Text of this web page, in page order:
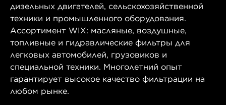
дизельных двигателей, сельскохозяйственной
техники и промышленного оборудования.
Ассортимент WIX: масляные, воздушные,
топливные и гидравлические фильтры для
легковых автомобилей, грузовиков и
специальной техники. Многолетний опыт
гарантирует высокое качество фильтрации на
любом рынке.